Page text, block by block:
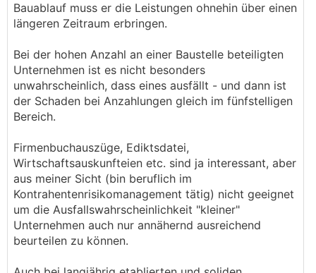
Bauablauf muss er die Leistungen ohnehin über einen
längeren Zeitraum erbringen.
Bei der hohen Anzahl an einer Baustelle beteiligten
Unternehmen ist es nicht besonders
unwahrscheinlich, dass eines ausfällt - und dann ist
der Schaden bei Anzahlungen gleich im fünfstelligen
Bereich.
Firmenbuchauszüge, Ediktsdatei,
Wirtschaftsauskunfteien etc. sind ja interessant, aber
aus meiner Sicht (bin beruflich im
Kontrahentenrisikomanagement tätig) nicht geeignet
um die Ausfallswahrscheinlichkeit "kleiner"
Unternehmen auch nur annähernd ausreichend
beurteilen zu können.